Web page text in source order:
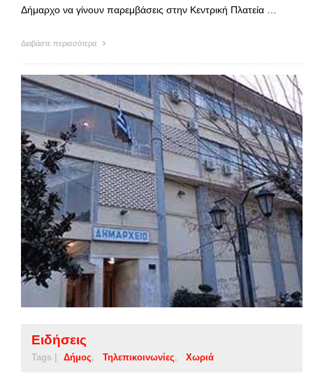
Δήμαρχο να γίνουν παρεμβάσεις στην Κεντρική Πλατεία …
Διαβάστε περισσότερα
Ειδήσεις
Tags | Δήμος Τηλεπικοινωνίες Χωριά